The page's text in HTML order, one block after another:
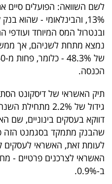
דרושים
ניוזלטרים
אדום
פרסמו
באייס
עקבו
לשם השוואה: הפועלים סיים
נמצא מתחת לשניהם, אך
הכנסה.
גידול של 2.2%
שהבנק מתמקד בסגמנט הזה
לעומת זאת, האשראי לעסקים
האשראי לצרכנים פרטיים -
ב-0.9%.